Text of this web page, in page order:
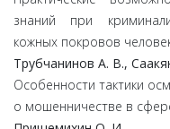
знаний при
кожных покровов
Трубчанинов А. В.,
Особенности тактики
о мошенничестве в